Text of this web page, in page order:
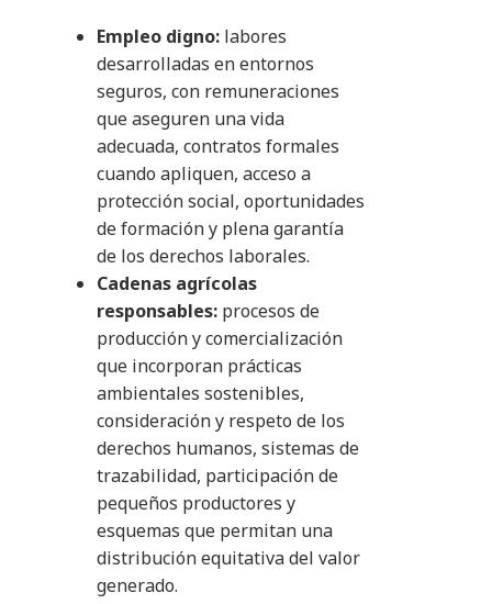
Empleo digno: labores
desarrolladas en entornos
seguros, con remuneraciones
que aseguren una vida
adecuada, contratos formales
cuando apliquen, acceso a
protección social, oportunidades
de formación y plena garantía
de los derechos laborales.
Cadenas agrícolas
responsables: procesos de
producción y comercialización
que incorporan prácticas
ambientales sostenibles,
consideración y respeto de los
derechos humanos, sistemas de
trazabilidad, participación de
pequeños productores y
esquemas que permitan una
distribución equitativa del valor
generado.